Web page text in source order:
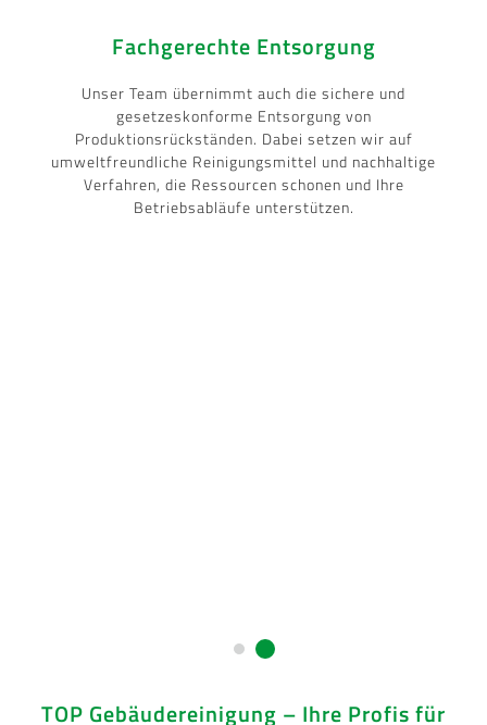
Fachgerechte Entsorgung
Unser Team übernimmt auch die sichere und
gesetzeskonforme Entsorgung von
Produktionsrückständen. Dabei setzen wir auf
umweltfreundliche Reinigungsmittel und nachhaltige
Verfahren, die Ressourcen schonen und Ihre
Betriebsabläufe unterstützen.
TOP Gebäudereinigung – Ihre Profis für